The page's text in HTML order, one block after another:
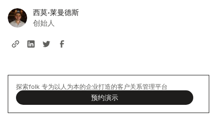
西莫·莱曼德斯
创始人
探索folk 专为以人为本的企业打造的客户关系管理平台
预约演示